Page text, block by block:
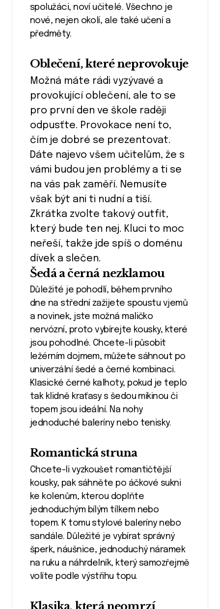
spolužáci, noví učitelé. Všechno je
nové, nejen okolí, ale také učení a
předměty.
Oblečení, které neprovokuje
Možná máte rádi vyzývavé a
provokující oblečení, ale to se
pro první den ve škole raději
odpusťte. Provokace není to,
čím je dobré se prezentovat.
Dáte najevo všem učitelům, že s
vámi budou jen problémy a ti se
na vás pak zaměří. Nemusíte
však být ani ti nudní a tiší.
Zkrátka zvolte takový outfit,
který bude ten nej. Kluci to moc
neřeší, takže jde spíš o doménu
dívek a slečen.
Šedá a černá nezklamou
Důležité je pohodlí, během prvního
dne na střední zažijete spoustu vjemů
a novinek, jste možná maličko
nervózní, proto vybírejte kousky, které
jsou pohodlné. Chcete-li působit
ležérním dojmem, můžete sáhnout po
univerzální šedé a černé kombinaci.
Klasické černé kalhoty, pokud je teplo
tak klidně kraťasy s šedou mikinou či
topem jsou ideální. Na nohy
jednoduché baleríny nebo tenisky.
Romantická struna
Chcete-li vyzkoušet romantičtější
kousky, pak sáhněte po áčkové sukni
ke kolenům, kterou doplňte
jednoduchým bílým tílkem nebo
topem. K tomu stylové baleríny nebo
sandále. Důležité je vybírat správný
šperk, náušnice, jednoduchý náramek
na ruku a náhrdelník, který samozřejmě
volíte podle výstřihu topu.
Klasika, která neomrzí